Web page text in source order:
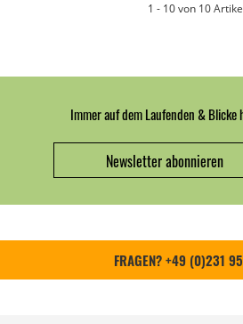
1 - 10 von 10
Immer auf dem Laufenden & Blicke
Newsletter abonnieren
FRAGEN? +49 (0)231